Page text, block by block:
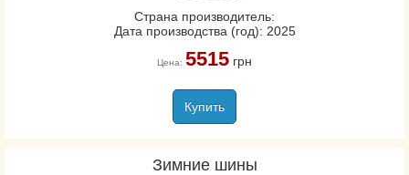
Страна производитель:
Дата производства (год): 2025
Цена: 5515грн
Купить
Зимние шины